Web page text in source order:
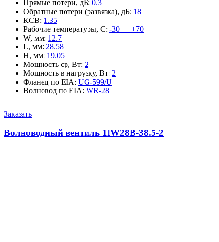
Прямые потери, дБ: 0.3
Обратные потери (развязка), дБ: 18
КСВ: 1.35
Рабочие температуры, С: -30 — +70
W, мм: 12.7
L, мм: 28.58
H, мм: 19.05
Мощность ср, Вт: 2
Мощность в нагрузку, Вт: 2
Фланец по EIA: UG-599/U
Волновод по EIA: WR-28
Заказать
Волноводный вентиль 1IW28B-38.5-2